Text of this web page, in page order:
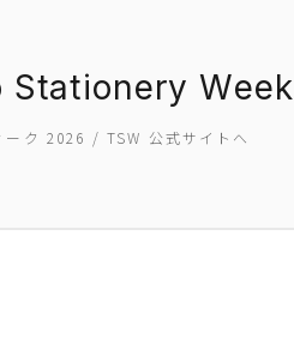
Stationery Week
ーク 2026 / TSW 公式サイトへ